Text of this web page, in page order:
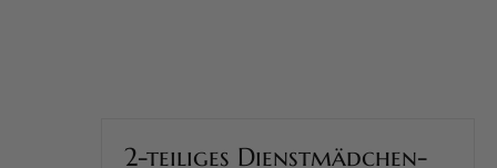
2-teiliges Dienstmädchen-